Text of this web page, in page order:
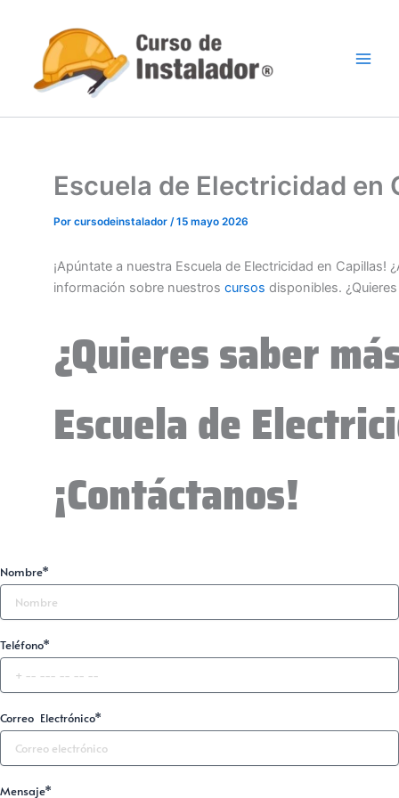
contenido
Escuela de Electricidad en
Por cursodeinstalador /15 mayo 2026
¡Apúntate a nuestra Escuela de Electricidad en Capillas!
información sobre nuestros cursos disponibles.
¿Quieres saber
Escuela de
¡Contáctanos!
Nombre*
Teléfono*
Correo Electrónico*
Mensaje*